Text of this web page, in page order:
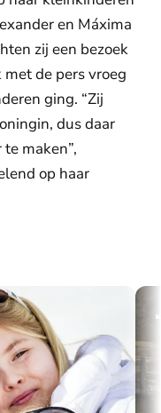
en Máxima
zij een bezoek
met de pers vroeg
ging. “Zij
dus daar
maken”,
op haar